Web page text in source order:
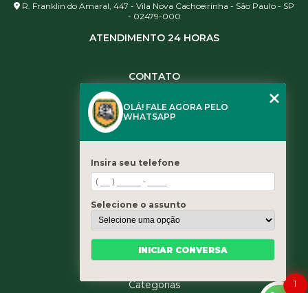
R. Franklin do Amaral, 447 - Vila Nova Cachoeirinha - São Paulo - SP
- 02479-000
ATENDIMENTO 24 HORAS
CONTATO
(11) 3461-5871
contato@leaoservicos.com.br
Home
Quem somos
Serviços
Blog
Categorias
1
OLÁ! FALE AGORA PELO
WHATSAPP
Insira seu telefone
Selecione o assunto
INICIAR CONVERSA